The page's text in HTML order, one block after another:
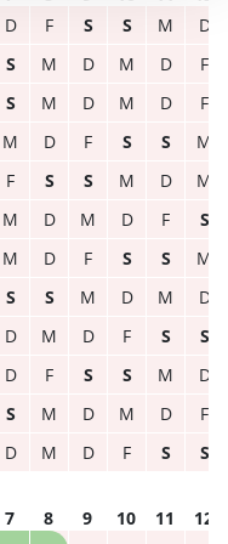
D F S S M
D
S M D M D
F
S M D M D
F
M D F S S
M
F S S M D
M
M D M D F
S
M D F S S
M
S S M D M
D
D M D F S
S
D F S S M
D
S M D M D
F
D M D F S S
7 8 9 10 11
12